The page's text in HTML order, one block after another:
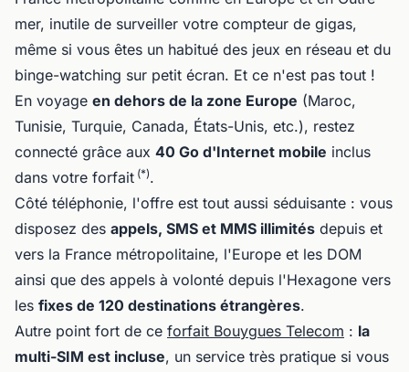
mer, inutile de surveiller votre compteur de gigas,
même si vous êtes un habitué des jeux en réseau et du
binge-watching sur petit écran. Et ce n'est pas tout !
En voyage en dehors de la zone Europe (Maroc,
Tunisie, Turquie, Canada, États-Unis, etc.), restez
connecté grâce aux 40 Go d'Internet mobile inclus
dans votre forfait (*).
Côté téléphonie, l'offre est tout aussi séduisante : vous
disposez des appels, SMS et MMS illimités depuis et
vers la France métropolitaine, l'Europe et les DOM
ainsi que des appels à volonté depuis l'Hexagone vers
les fixes de 120 destinations étrangères.
Autre point fort de ce forfait Bouygues Telecom : la
multi-SIM est incluse, un service très pratique si vous